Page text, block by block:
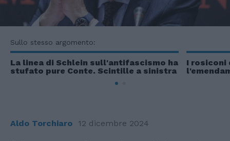
Sullo stesso argomento:
La linea di Schlein sull'antifascismo ha
stufato pure Conte. Scintille a sinistra
I rosiconi
Aldo Torchiaro 12 dicembre 2024